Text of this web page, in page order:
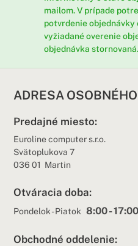
mailom. V prípade
potvrdenie objednávky
vyžiadané overenie
objednávka stornovaná.
ADRESA
Predajné miesto:
Euroline computer s.r.o.
Svätoplukova 7
036 01 Martin
Otváracia doba:
Pondelok - Piatok 8:00 - 17:00
Obchodné oddelenie: